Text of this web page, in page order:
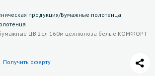
продукция/Бумажные полотенца
ЦВ 2сл 160м целлюлоза белые КОМФОРТ
Получить оферту